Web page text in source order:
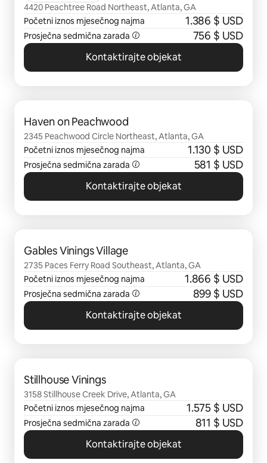
4420 Peachtree Road Northeast, Atlanta, GA
Početni iznos mjesečnog najma
1.386 $ USD
Prosječna sedmična zarada 756 $ USD
Kontaktirajte objekat
Haven on Peachwood
2345 Peachwood Circle Northeast, Atlanta, GA
Početni iznos mjesečnog najma
1.130 $ USD
Prosječna sedmična zarada 581 $ USD
Kontaktirajte objekat
Gables Vinings Village
2735 Paces Ferry Road Southeast, Atlanta, GA
Početni iznos mjesečnog najma
1.866 $ USD
Prosječna sedmična zarada 899 $ USD
Kontaktirajte objekat
Stillhouse Vinings
3158 Stillhouse Creek Drive, Atlanta, GA
Početni iznos mjesečnog najma
1.575 $ USD
Prosječna sedmična zarada 811 $ USD
Kontaktirajte objekat